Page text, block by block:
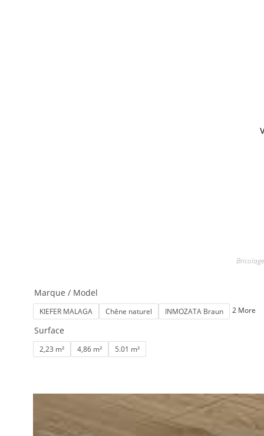
Marque / Model
KIEFER MALAGA Chêne naturel INMOZATA Braun 2 More
Surface
2,23 m² 4,86 m² 5.01 m²